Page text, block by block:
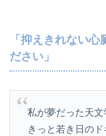
「抑えきれない
ださい」
私が夢だった天
きっと若き日の